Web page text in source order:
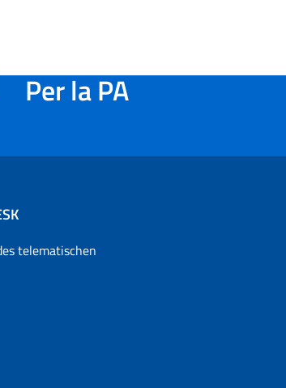
Per la PA
telematischen